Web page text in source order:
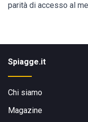
parità di accesso al
Spiagge.it
Chi siamo
Magazine